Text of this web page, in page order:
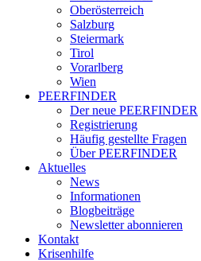
Oberösterreich
Salzburg
Steiermark
Tirol
Vorarlberg
Wien
PEERFINDER
Der neue PEERFINDER
Registrierung
Häufig gestellte Fragen
Über PEERFINDER
Aktuelles
News
Informationen
Blogbeiträge
Newsletter abonnieren
Kontakt
Krisenhilfe